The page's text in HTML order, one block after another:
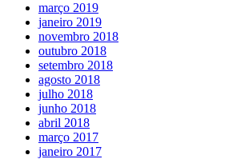
março 2019
janeiro 2019
novembro 2018
outubro 2018
setembro 2018
agosto 2018
julho 2018
junho 2018
abril 2018
março 2017
janeiro 2017